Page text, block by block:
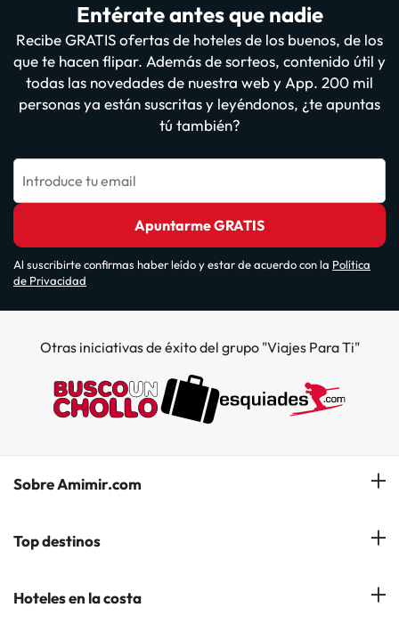
Entérate antes que nadie
Recibe GRATIS ofertas de hoteles de los buenos, de los
que te hacen flipar. Además de sorteos, contenido útil y
todas las novedades de nuestra web y App. 200 mil
personas ya están suscritas y leyéndonos, ¿te apuntas
tú también?
Introduce tu email
Apuntarme GRATIS
Al suscribirte confirmas haber leído y estar de acuerdo con la Política
de Privacidad
Otras iniciativas de éxito del grupo "Viajes Para Ti"
Sobre Amimir.com
¿Quiénes somos?
Gestionar mi reserva
Top destinos
Hoteles en Salou
Hoteles en la costa